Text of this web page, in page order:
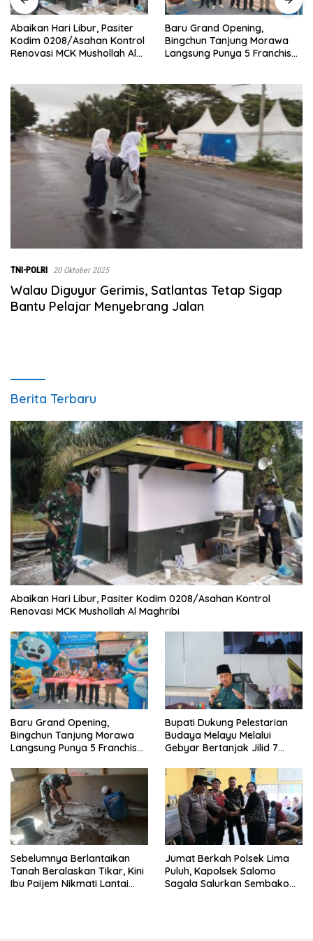
Al
‎Baru Grand Opening,
Bingchun Tanjung Morawa
Langsung Punya 5 Franchise
Bupati Dukung
Budaya Melayu Melalui
Gebyar Bertanjak Jilid
TNI-POLRI 20 Oktober 2025
Walau Diguyur Gerimis, Satlantas Tetap Sigap
Bantu Pelajar Menyebrang Jalan
Berita Terbaru
Abaikan Hari Libur, Pasiter Kodim 0208/Asahan Kontrol
Renovasi MCK Mushollah Al Maghribi
‎Baru Grand Opening,
Bingchun Tanjung Morawa
Langsung Punya 5 Franchise
Bupati Dukung Pelestarian
Budaya Melayu Melalui
Gebyar Bertanjak Jilid 7
Sebelumnya Berlantaikan
Tanah Beralaskan Tikar, Kini
Ibu Paijem Nikmati Lantai
Jumat Berkah Polsek Lima
Puluh, Kapolsek Salomo
Sagala Salurkan Sembako